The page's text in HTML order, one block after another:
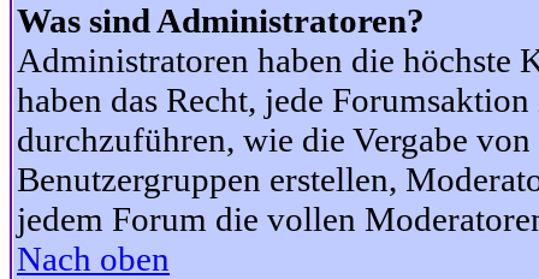
Was sind Administratoren?
Administratoren haben die höchste
haben das Recht, jede
durchzuführen, wie die Vergabe
Benutzergruppen erstellen,
jedem Forum die vollen
Nach oben